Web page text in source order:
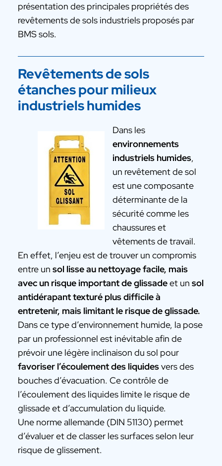
présentation des principales propriétés des
revêtements de sols industriels proposés par
BMS sols.
Revêtements de sols
étanches pour milieux
industriels humides
Dans les
environnements
industriels humides,
un revêtement de sol
est une composante
déterminante de la
sécurité comme les
chaussures et
vêtements de travail.
En effet, l’enjeu est de trouver un compromis
entre un sol lisse au nettoyage facile, mais
avec un risque important de glissadeet un sol
antidérapant texturé plus difficile à
entretenir, mais limitant le risque de glissade.
Dans ce type d’environnement humide, la pose
par un professionnel est inévitable afin de
prévoir une légère inclinaison du sol pour
favoriser l’écoulement des liquidesvers des
bouches d’évacuation. Ce contrôle de
l’écoulement des liquides limite le risque de
glissade et d’accumulation du liquide.
Une norme allemande (DIN 51130) permet
d’évaluer et de classer les surfaces selon leur
risque de glissement.